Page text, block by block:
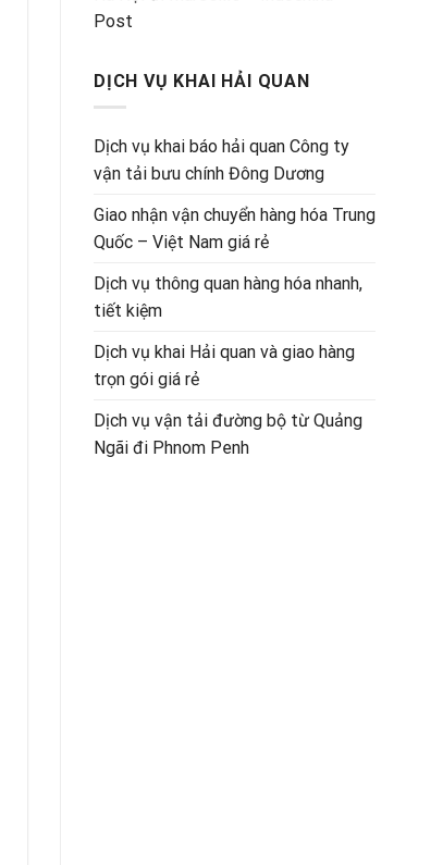
Post
DỊCH VỤ KHAI HẢI QUAN
Dịch vụ khai báo hải quan Công ty
vận tải bưu chính Đông Dương
Giao nhận vận chuyển hàng hóa Trung
Quốc – Việt Nam giá rẻ
Dịch vụ thông quan hàng hóa nhanh,
tiết kiệm
Dịch vụ khai Hải quan và giao hàng
trọn gói giá rẻ
Dịch vụ vận tải đường bộ từ Quảng
Ngãi đi Phnom Penh